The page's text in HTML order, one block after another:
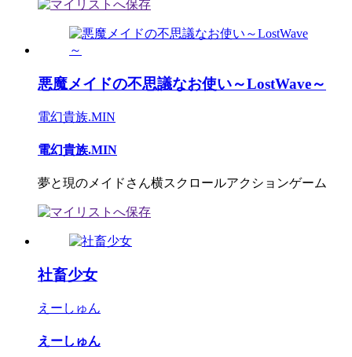
悪魔メイドの不思議なお使い～LostWave～
電幻貴族.MIN
電幻貴族.MIN
夢と現のメイドさん横スクロールアクションゲーム
社畜少女
えーしゅん
えーしゅん